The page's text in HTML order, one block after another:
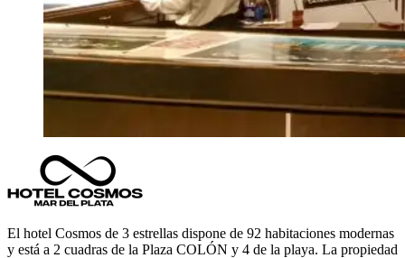
El hotel Cosmos de 3 estrellas dispone de 92 habitaciones modernas
y está a 2 cuadras de la Plaza COLÓN y 4 de la playa. La propiedad